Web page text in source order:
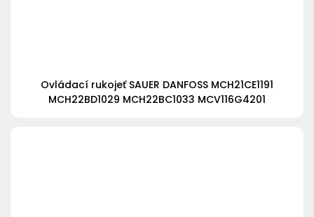
Ovládací rukojeť SAUER DANFOSS MCH21CE1191
MCH22BD1029 MCH22BC1033 MCV116G4201